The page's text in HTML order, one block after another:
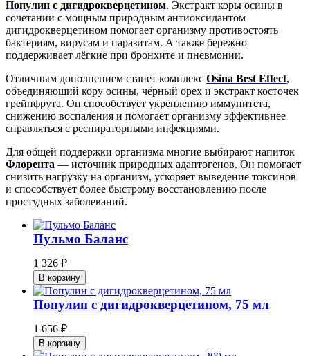
Популин с дигидрокверцетином. Экстракт коры осины в
сочетании с мощным природным антиоксидантом
дигидрокверцетином помогает организму противостоять
бактериям, вирусам и паразитам. А также бережно
поддерживает лёгкие при бронхите и пневмонии.
Отличным дополнением станет комплекс Osina Best Effect,
объединяющий кору осины, чёрный орех и экстракт косточек
грейпфрута. Он способствует укреплению иммунитета,
снижению воспаления и помогает организму эффективнее
справляться с респираторными инфекциями.
Для общей поддержки организма многие выбирают напиток
Флорента — источник природных адаптогенов. Он помогает
снизить нагрузку на организм, ускоряет выведение токсинов
и способствует более быстрому восстановлению после
простудных заболеваний.
Пульмо Баланс
1 326 ₽
В корзину
Популин с дигидрокверцетином, 75 мл
1 656 ₽
В корзину